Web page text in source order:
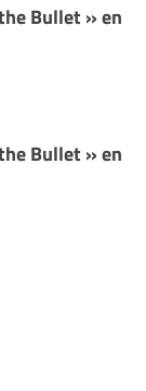
Bullet » en
Bullet » en